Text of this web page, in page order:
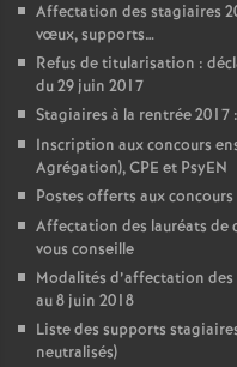
Affectation des stagiaires
vœux, supports…
Refus de titularisation :
du 29 juin 2017
Stagiaires à la rentrée
Inscription aux concours
Agrégation), CPE et PsyEN
Postes offerts aux
Affectation des lauréats de
vous conseille
Modalités d’affectation
au 8 juin 2018
Liste des supports
neutralisés)